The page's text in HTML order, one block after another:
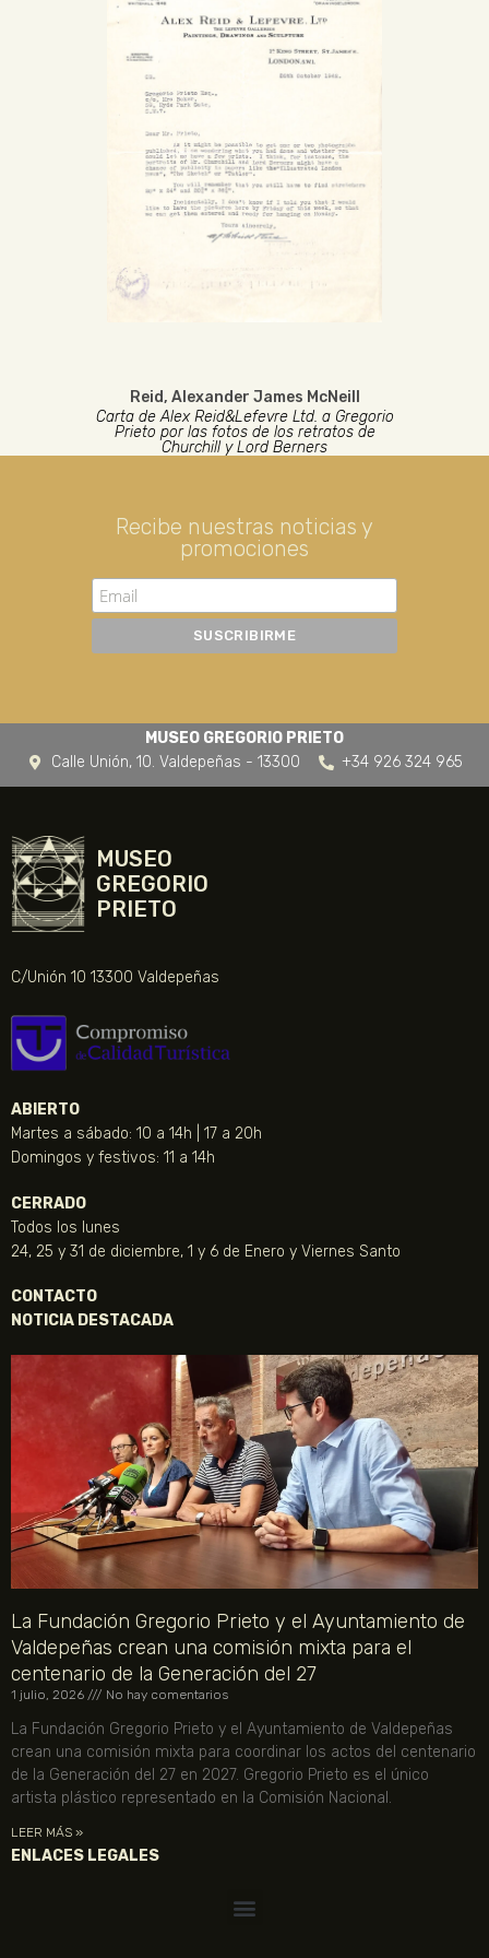
Reid, Alexander James McNeill
Carta de Alex Reid&Lefevre Ltd. a Gregorio
Prieto por las fotos de los retratos de
Churchill y Lord Berners
Recibe nuestras noticias y
promociones
MUSEO GREGORIO PRIETO
Calle Unión, 10. Valdepeñas - 13300
+34 926 324 965
MUSEO
GREGORIO
PRIETO
C/Unión 10 13300 Valdepeñas
ABIERTO
Martes a sábado: 10 a 14h | 17 a 20h
Domingos y festivos: 11 a 14h
CERRADO
Todos los lunes
24, 25 y 31 de diciembre, 1 y 6 de Enero y Viernes Santo
CONTACTO
NOTICIA DESTACADA
La Fundación Gregorio Prieto y el Ayuntamiento de
Valdepeñas crean una comisión mixta para el
centenario de la Generación del 27
1 julio, 2026 No hay comentarios
La Fundación Gregorio Prieto y el Ayuntamiento de Valdepeñas
crean una comisión mixta para coordinar los actos del centenario
de la Generación del 27 en 2027. Gregorio Prieto es el único
artista plástico representado en la Comisión Nacional.
LEER MÁS »
ENLACES LEGALES